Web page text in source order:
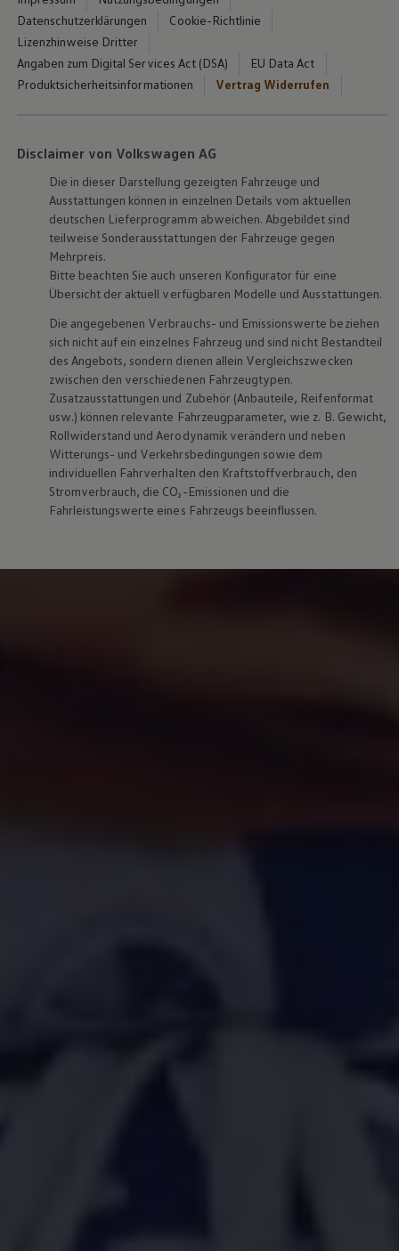
Datenschutzerklärungen
Cookie-Richtlinie
Lizenzhinweise Dritter
Angaben zum Digital Services Act (DSA)
EU Data Act
Produktsicherheitsinformationen
Vertrag Widerrufen
Disclaimer von Volkswagen AG
Die in dieser Darstellung gezeigten Fahrzeuge und
Ausstattungen können in einzelnen Details vom aktuellen
deutschen Lieferprogramm abweichen. Abgebildet sind
teilweise Sonderausstattungen der Fahrzeuge gegen
Mehrpreis.
Bitte beachten Sie auch unseren Konfigurator für eine
Übersicht der aktuell verfügbaren Modelle und Ausstattungen.
Die angegebenen Verbrauchs- und Emissionswerte beziehen
sich nicht auf ein einzelnes Fahrzeug und sind nicht Bestandteil
des Angebots, sondern dienen allein Vergleichszwecken
zwischen den verschiedenen Fahrzeugtypen.
Zusatzausstattungen und Zubehör (Anbauteile, Reifenformat
usw.) können relevante Fahrzeugparameter, wie z. B. Gewicht,
Rollwiderstand und Aerodynamik verändern und neben
Witterungs- und Verkehrsbedingungen sowie dem
individuellen Fahrverhalten den Kraftstoffverbrauch, den
Stromverbrauch, die CO₂-Emissionen und die
Fahrleistungswerte eines Fahrzeugs beeinflussen.